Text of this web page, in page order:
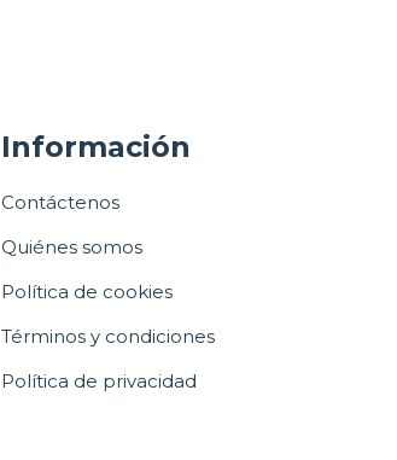
Información
Contáctenos
Quiénes somos
Política de cookies
Términos y condiciones
Política de privacidad